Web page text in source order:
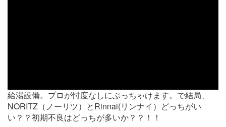
給湯設備。プロが忖度なしにぶっちゃけます。で結局、
NORITZ（ノーリツ）とRinnai(リンナイ）どっちがい
い？？初期不良はどっちが多いか？？！！